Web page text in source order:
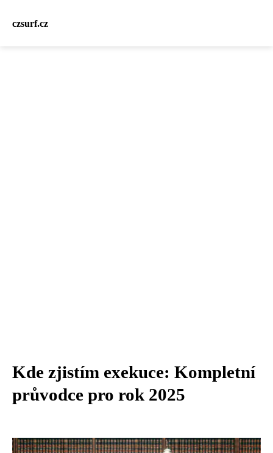
czsurf.cz
Kde zjistím exekuce: Kompletní
průvodce pro rok 2025